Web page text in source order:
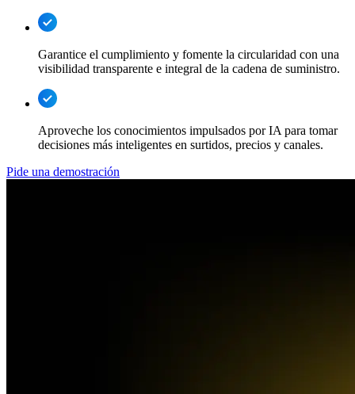
Garantice el cumplimiento y fomente la circularidad con una
visibilidad transparente e integral de la cadena de suministro.
Aproveche los conocimientos impulsados por IA para tomar
decisiones más inteligentes en surtidos, precios y canales.
Pide una demostración